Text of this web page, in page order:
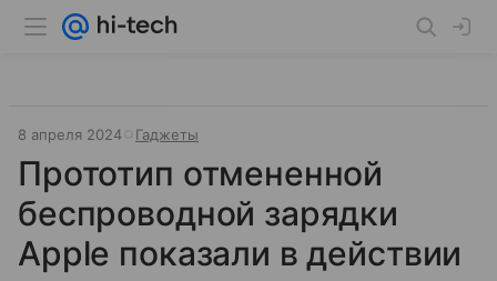
8 апреля 2024 Гаджеты
Прототип отмененной
беспроводной зарядки
Apple показали в действии